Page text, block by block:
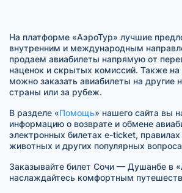
На платформе «АэроТур» лучшие
внутренним и международным
продаем авиабилеты напрямую от
наценок и скрытых комиссий. Также
можно заказать авиабилеты на другие
страны или за рубеж.
В разделе «Помощь» нашего сайта вы
информацию о возврате и обмене
электронных билетах e-ticket, правилах
животных и других популярных
Заказывайте билет Сочи — Душанбе в
наслаждайтесь комфортным